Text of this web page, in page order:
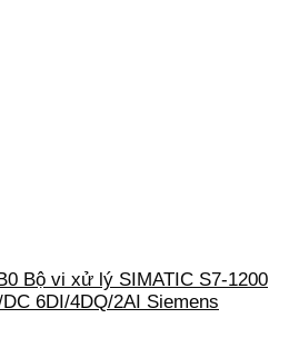
Bộ vi xử lý SIMATIC S7-1200
6DI/4DQ/2AI Siemens